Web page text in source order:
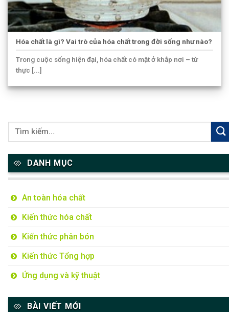
Hóa chất là gì? Vai trò của hóa chất trong đời sống như nào?
Trong cuộc sống hiện đại, hóa chất có mặt ở khắp nơi – từ
thực [...]
DANH MỤC
An toàn hóa chất
Kiến thức hóa chất
Kiến thức phân bón
Kiến thức Tổng hợp
Ứng dụng và kỹ thuật
BÀI VIẾT MỚI